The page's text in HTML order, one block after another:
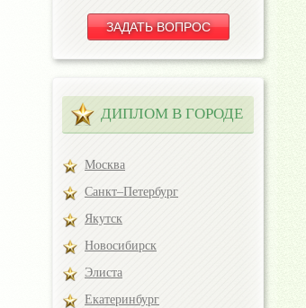
ДИПЛОМ В ГОРОДЕ
Москва
Санкт–Петербург
Якутск
Новосибирск
Элиста
Екатеринбург